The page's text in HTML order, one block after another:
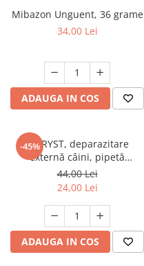
AFECTIUNI OCULARE
AFECTIUNI URINARE
LAPTE PRAF
AFECTIUNI HEPATICE
AFECTIUNI OCULARE
IMUNITATE
Mibazon Unguent, 36 grame
34,00 Lei
ADAUGA IN COS
-45%
FYPRYST, deparazitare
externă câini, pipetă
repelentă, L(20 - 40kg), 1 buc
44,00 Lei
24,00 Lei
ADAUGA IN COS